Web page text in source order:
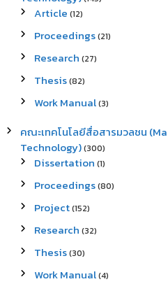
Article (12)
Proceedings(21)
Research (27)
Thesis(82)
Work Manual(3)
คณะเทคโนโลยีสื่อสารมวลชน
Technology)(300)
Dissertation (1)
Proceedings(80)
Project(152)
Research (32)
Thesis(30)
Work Manual(4)